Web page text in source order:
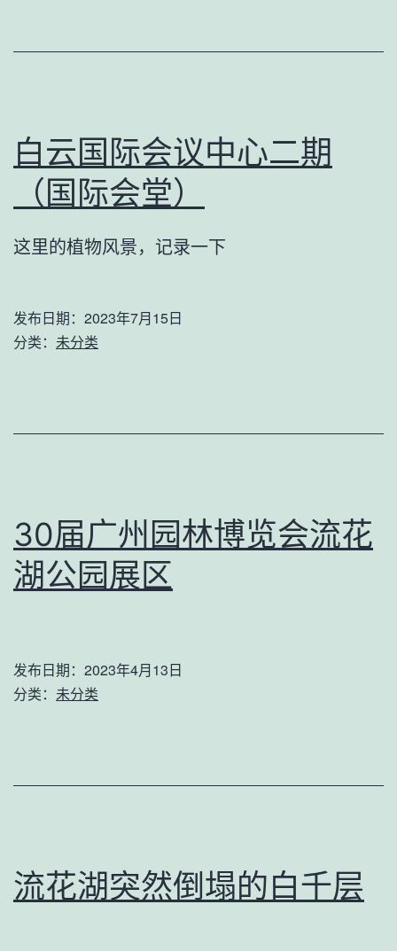
白云国际会议中心二期
（国际会堂）
这里的植物风景，记录一下
发布日期： 2023年7月15日
分类： 未分类
30届广州园林博览会流花
湖公园展区
发布日期： 2023年4月13日
分类： 未分类
流花湖突然倒塌的白千层